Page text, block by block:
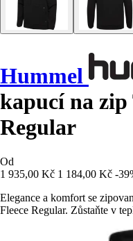
Hummel
kapucí na zip
Regular
Od
1 935,00 Kč 1 184,00 Kč -
Elegance a komfort se
Fleece Regular. Zůstaňte v